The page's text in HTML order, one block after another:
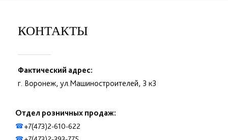
КОНТАКТЫ
Фактический адрес:
г. Воронеж, ул.Машиностроителей, 3 к3
Отдел розничных продаж:
☎+7(473)2-610-622